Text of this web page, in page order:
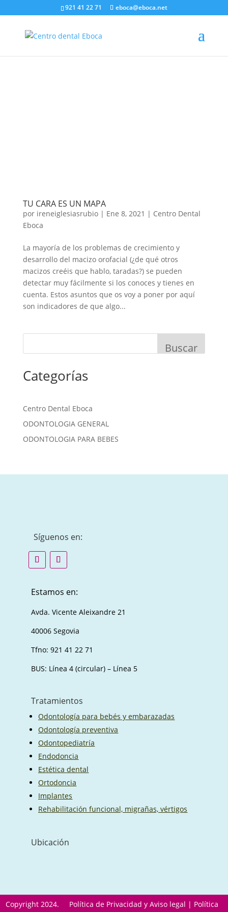
921 41 22 71 eboca@eboca.net
TU CARA ES UN MAPA
por ireneiglesiasrubio| Ene 8, 2021 | Centro Dental
Eboca
La mayoría de los problemas de crecimiento y
desarrollo del macizo orofacial (¿de qué otros
macizos creéis que hablo, taradas?) se pueden
detectar muy fácilmente si los conoces y tienes en
cuenta. Estos asuntos que os voy a poner por aquí
son indicadores de que algo...
Buscar
Categorías
Centro Dental Eboca
ODONTOLOGIA GENERAL
ODONTOLOGIA PARA BEBES
Síguenos en:
Estamos en:
Avda. Vicente Aleixandre 21
40006 Segovia
Tfno: 921 41 22 71
BUS: Línea 4 (circular) – Línea 5
Tratamientos
Odontología para bebés y embarazadas
Odontología preventiva
Odontopediatría
Endodoncia
Estética dental
Ortodoncia
Implantes
Rehabilitación funcional, migrañas, vértigos
Ubicación
Copyright 2024. Política de Privacidad y Aviso legal | Política